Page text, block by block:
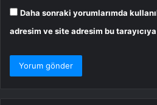
Daha sonraki yorumlarımda
adresim ve site adresim bu